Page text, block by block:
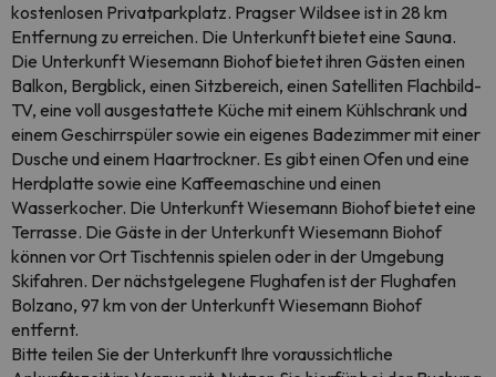
kostenlosen Privatparkplatz. Pragser Wildsee ist in 28 km
Entfernung zu erreichen. Die Unterkunft bietet eine Sauna.
Die Unterkunft Wiesemann Biohof bietet ihren Gästen einen
Balkon, Bergblick, einen Sitzbereich, einen Satelliten Flachbild-
TV, eine voll ausgestattete Küche mit einem Kühlschrank und
einem Geschirrspüler sowie ein eigenes Badezimmer mit einer
Dusche und einem Haartrockner. Es gibt einen Ofen und eine
Herdplatte sowie eine Kaffeemaschine und einen
Wasserkocher. Die Unterkunft Wiesemann Biohof bietet eine
Terrasse. Die Gäste in der Unterkunft Wiesemann Biohof
können vor Ort Tischtennis spielen oder in der Umgebung
Skifahren. Der nächstgelegene Flughafen ist der Flughafen
Bolzano, 97 km von der Unterkunft Wiesemann Biohof
entfernt.
Bitte teilen Sie der Unterkunft Ihre voraussichtliche